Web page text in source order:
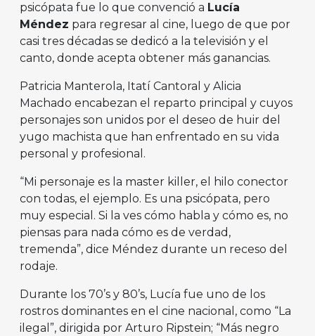
psicópata fue lo que convenció a Lucía
Méndez para regresar al cine, luego de que por
casi tres décadas se dedicó a la televisión y el
canto, donde acepta obtener más ganancias.
Patricia Manterola, Itatí Cantoral y Alicia
Machado encabezan el reparto principal y cuyos
personajes son unidos por el deseo de huir del
yugo machista que han enfrentado en su vida
personal y profesional.
“Mi personaje es la master killer, el hilo conector
con todas, el ejemplo. Es una psicópata, pero
muy especial. Si la ves cómo habla y cómo es, no
piensas para nada cómo es de verdad,
tremenda”, dice Méndez durante un receso del
rodaje.
Durante los 70’s y 80’s, Lucía fue uno de los
rostros dominantes en el cine nacional, como “La
ilegal”, dirigida por Arturo Ripstein; “Más negro